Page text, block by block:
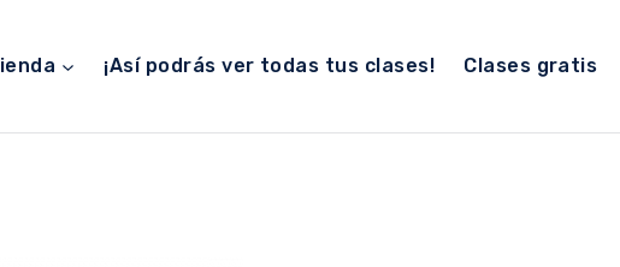
¡Así podrás ver todas tus clases! Clases gratis